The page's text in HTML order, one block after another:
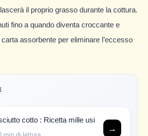
il proprio grasso durante la cottura.
fino a quando diventa croccante e
assorbente per eliminare l’eccesso
cotto : Ricetta mille usi
→